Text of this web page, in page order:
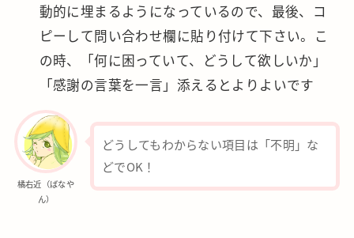
動的に埋まるようになっているので、最後、コ
ピーして問い合わせ欄に貼り付けて下さい。こ
の時、「何に困っていて、どうして欲しいか」
「感謝の言葉を一言」添えるとよりよいです
橘右近（ばなや
ん）
どうしてもわからない項目は「不明」な
どでOK！